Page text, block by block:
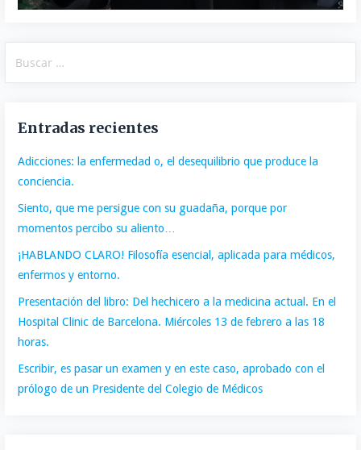
Entradas recientes
Adicciones: la enfermedad o, el desequilibrio que produce la
conciencia.
Siento, que me persigue con su guadaña, porque por
momentos percibo su aliento…
¡HABLANDO CLARO! Filosofía esencial, aplicada para médicos,
enfermos y entorno.
Presentación del libro: Del hechicero a la medicina actual. En el
Hospital Clinic de Barcelona. Miércoles 13 de febrero a las 18
horas.
Escribir, es pasar un examen y en este caso, aprobado con el
prólogo de un Presidente del Colegio de Médicos